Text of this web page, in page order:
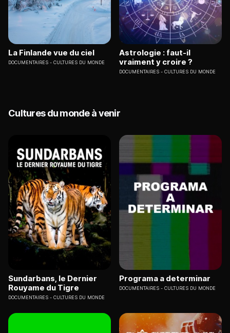
La Finlande vue du ciel
DOCUMENTAIRES CULTURES DU MONDE
Astrologie : faut-il
vraiment y croire ?
DOCUMENTAIRES CULTURES DU MONDE
Cultures du monde à venir
Sundarbans, le Dernier
Rouyame du Tigre
DOCUMENTAIRES CULTURES DU MONDE
Programa a determinar
DOCUMENTAIRES CULTURES DU MONDE